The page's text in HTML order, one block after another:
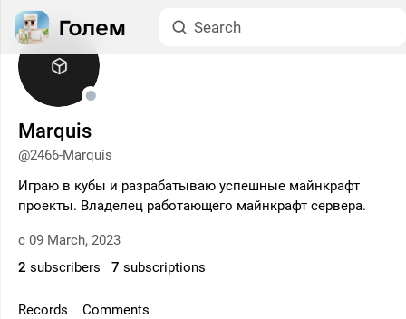
Marquis
@2466-Marquis
Играю в кубы и разрабатываю успешные майнкрафт
проекты. Владелец работающего майнкрафт сервера.
с 09 March, 2023
2 subscribers 7 subscriptions
Records Comments